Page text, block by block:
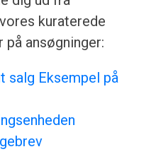
kuraterede
ansøgninger:
salg Eksempel på